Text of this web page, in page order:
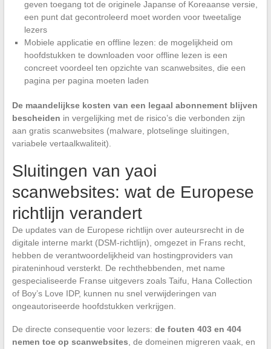
geven toegang tot de originele Japanse of Koreaanse versie,
een punt dat gecontroleerd moet worden voor tweetalige
lezers
Mobiele applicatie en offline lezen: de mogelijkheid om
hoofdstukken te downloaden voor offline lezen is een
concreet voordeel ten opzichte van scanwebsites, die een
pagina per pagina moeten laden
De maandelijkse kosten van een legaal abonnement blijven
bescheiden in vergelijking met de risico’s die verbonden zijn
aan gratis scanwebsites (malware, plotselinge sluitingen,
variabele vertaalkwaliteit).
Sluitingen van yaoi
scanwebsites: wat de Europese
richtlijn verandert
De updates van de Europese richtlijn over auteursrecht in de
digitale interne markt (DSM-richtlijn), omgezet in Frans recht,
hebben de verantwoordelijkheid van hostingproviders van
pirateninhoud versterkt. De rechthebbenden, met name
gespecialiseerde Franse uitgevers zoals Taifu, Hana Collection
of Boy’s Love IDP, kunnen nu snel verwijderingen van
ongeautoriseerde hoofdstukken verkrijgen.
De directe consequentie voor lezers: de fouten 403 en 404
nemen toe op scanwebsites , de domeinen migreren vaak, en